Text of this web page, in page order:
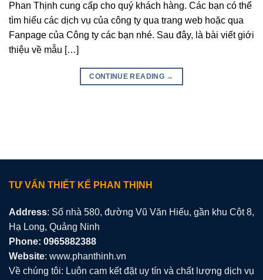
Phan Thịnh cung cấp cho quý khách hàng. Các bạn có thể
tìm hiểu các dịch vụ của công ty qua trang web hoặc qua
Fanpage của Công ty các bạn nhé. Sau đây, là bài viết giới
thiệu về mẫu […]
CONTINUE READING →
TƯ VẤN THIẾT KẾ PHAN THỊNH
Address: Số nhà 580, đường Vũ Văn Hiếu, gần khu Cột 8,
Hạ Long, Quảng Ninh
Phone: 0965882388
Website: www.phanthinh.vn
Về chúng tôi: Luôn cam kết đặt uy tín và chất lượng dịch vụ